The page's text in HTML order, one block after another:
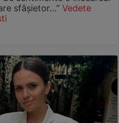
sfâșietor…” Vedete